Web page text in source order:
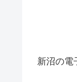
新沼の電